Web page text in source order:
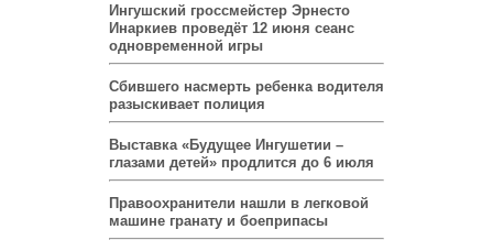
Ингушский гроссмейстер Эрнесто
Инаркиев проведёт 12 июня сеанс
одновременной игры
Сбившего насмерть ребенка водителя
разыскивает полиция
Выставка «Будущее Ингушетии –
глазами детей» продлится до 6 июля
Правоохранители нашли в легковой
машине гранату и боеприпасы